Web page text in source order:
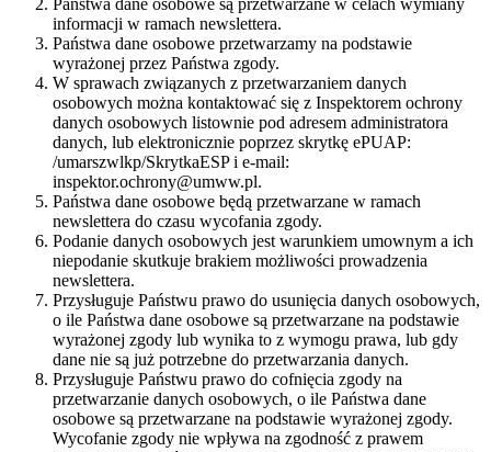
Państwa dane osobowe są przetwarzane w celach wymiany
informacji w ramach newslettera.
Państwa dane osobowe przetwarzamy na podstawie
wyrażonej przez Państwa zgody.
W sprawach związanych z przetwarzaniem danych
osobowych można kontaktować się z Inspektorem ochrony
danych osobowych listownie pod adresem administratora
danych, lub elektronicznie poprzez skrytkę ePUAP:
/umarszwlkp/SkrytkaESP i e-mail:
inspektor.ochrony@umww.pl.
Państwa dane osobowe będą przetwarzane w ramach
newslettera do czasu wycofania zgody.
Podanie danych osobowych jest warunkiem umownym a ich
niepodanie skutkuje brakiem możliwości prowadzenia
newslettera.
Przysługuje Państwu prawo do usunięcia danych osobowych,
o ile Państwa dane osobowe są przetwarzane na podstawie
wyrażonej zgody lub wynika to z wymogu prawa, lub gdy
dane nie są już potrzebne do przetwarzania danych.
Przysługuje Państwu prawo do cofnięcia zgody na
przetwarzanie danych osobowych, o ile Państwa dane
osobowe są przetwarzane na podstawie wyrażonej zgody.
Wycofanie zgody nie wpływa na zgodność z prawem